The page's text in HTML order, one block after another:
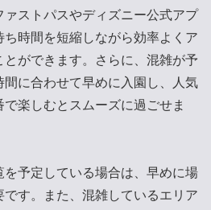
ストパスやディズニー公式アプ
ち時間を短縮しながら効率よくア
とができます。さらに、混雑が予
に合わせて早めに入園し、人気
楽しむとスムーズに過ごせま
予定している場合は、早めに場
す。また、混雑しているエリア